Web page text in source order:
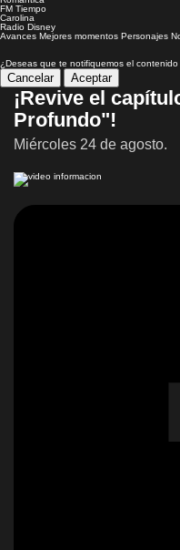
FM Tiempo
Carolina
Radio Disney
Avances Mejores momentos Personajes
¿Deseas que te notifiquemos el
Cancelar Aceptar
¡Revive el
Profundo"!
Miércoles 24 de agosto.